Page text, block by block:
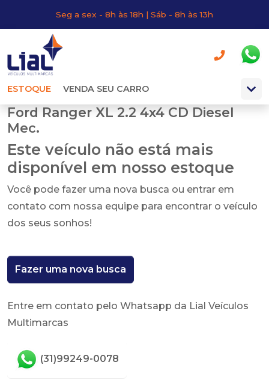
Seg a sex - 8h às 18h | Sáb - 8h às 13h
ESTOQUE VENDA SEU CARRO
Ford Ranger XL 2.2 4x4 CD Diesel
Mec.
Este veículo não está mais
disponível em nosso estoque
Você pode fazer uma nova busca ou entrar em
contato com nossa equipe para encontrar o veículo
dos seus sonhos!
Fazer uma nova busca
Entre em contato pelo Whatsapp da Lial Veículos
Multimarcas
(31)99249-0078